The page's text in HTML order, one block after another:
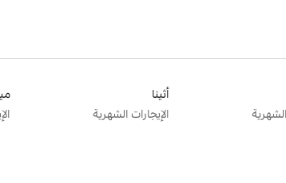
أثينا
الإيجارات الشهرية